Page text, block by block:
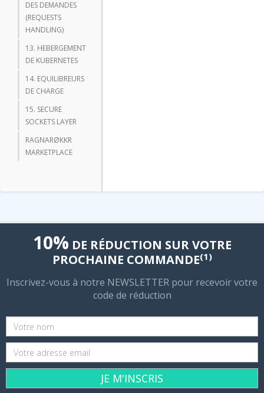
DES DEMANDES
(REQUESTS
HANDLING)
13. HEBERGEMENT
DE KUBERNETES
14. EQUILIBREURS
DE CHARGE
15. SECURE
SOCKETS LAYER
RAGNARØKKR
MARKETPLACE
10% DE RÉDUCTION SUR VOTRE
PROCHAINE COMMANDE(1)
Inscrivez-vous à notre NEWSLETTER pour recevoir votre
code de réduction
JE M'INSCRIS